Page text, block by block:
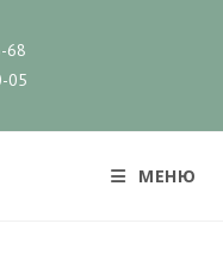
68
05
МЕНЮ